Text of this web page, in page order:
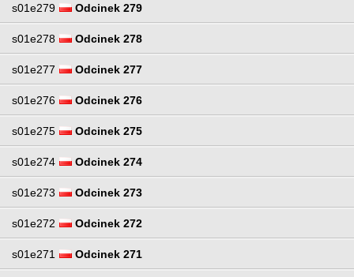
s01e279 Odcinek 279
s01e278 Odcinek 278
s01e277 Odcinek 277
s01e276 Odcinek 276
s01e275 Odcinek 275
s01e274 Odcinek 274
s01e273 Odcinek 273
s01e272 Odcinek 272
s01e271 Odcinek 271